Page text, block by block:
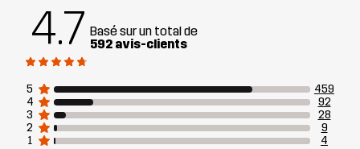
Poids 539 g en taille Medium
Durabilité
Conçu pour POUR TOUTE L'ANNÉE RANDONNÉE
4.7 Basé sur un total de
592 avis-clients
5
459
4
92
3
28
2
9
1
4